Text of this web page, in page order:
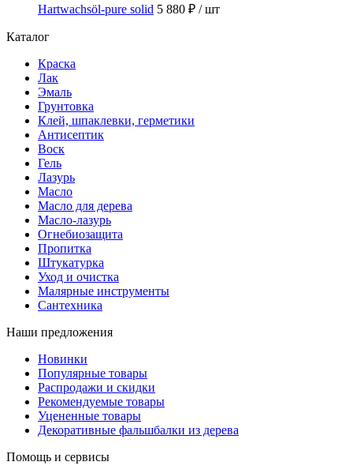
Hartwachsöl-pure solid 5 880 ₽ / шт
Каталог
Краска
Лак
Эмаль
Грунтовка
Клей, шпаклевки, герметики
Антисептик
Воск
Гель
Лазурь
Масло
Масло для дерева
Масло-лазурь
Огнебиозащита
Пропитка
Штукатурка
Уход и очистка
Малярные инструменты
Сантехника
Наши предложения
Новинки
Популярные товары
Распродажи и скидки
Рекомендуемые товары
Уцененные товары
Декоративные фальшбалки из дерева
Помощь и сервисы